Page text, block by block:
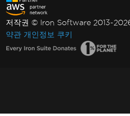
저작권 © Iron Software 2013-
약관 개인정보 쿠키